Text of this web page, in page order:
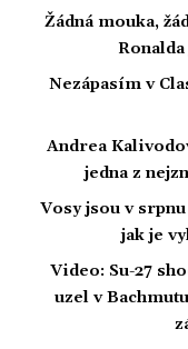
Žádná mouka,
Nezápasím v
Andrea
jedna z
Vosy jsou v
jak je
Video: Su-27
uzel v